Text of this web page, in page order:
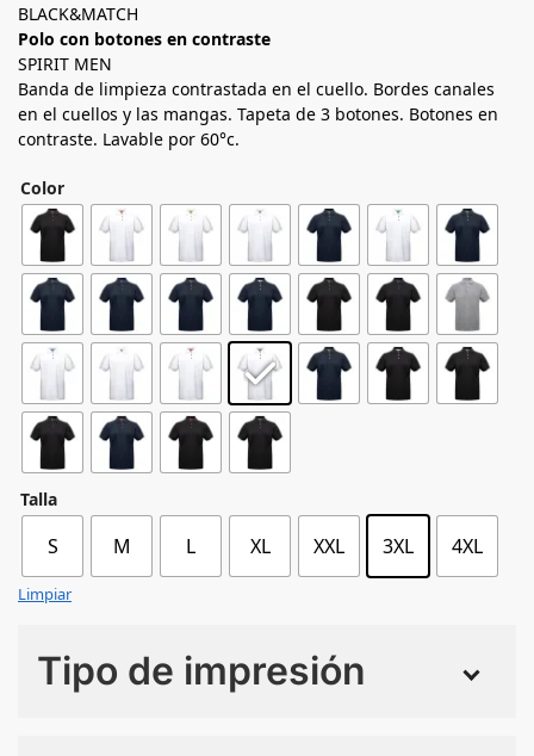
BLACK&MATCH
Polo con botones en contraste
SPIRIT MEN
Banda de limpieza contrastada en el cuello. Bordes canales
en el cuellos y las mangas. Tapeta de 3 botones. Botones en
contraste. Lavable por 60°c.
Color
Talla
S M L XL XXL 3XL 4XL
Limpiar
Tipo de impresión